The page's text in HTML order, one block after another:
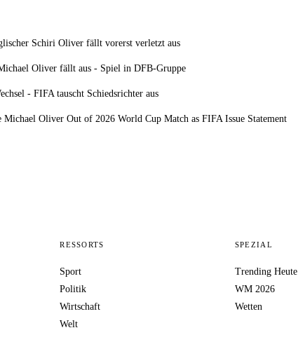
Schiri Oliver fällt vorerst verletzt aus
Oliver fällt aus - Spiel in DFB-Gruppe
- FIFA tauscht Schiedsrichter aus
Michael Oliver Out of 2026 World Cup Match as FIFA Issue Statement
RESSORTS
Sport
Politik
Wirtschaft
Welt
SPEZIAL
Trending Heute
WM 2026
Wetten